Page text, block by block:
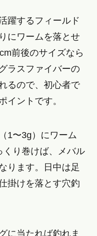
躍するフィールド
にワームを落とせ
前後のサイズなら
ラスファイバーの
るので、初心者で
イントです。
1〜3g）にワーム
くり巻けば、メバル
ります。日中は足
掛けを落とす穴釣
に当たれば釣れま